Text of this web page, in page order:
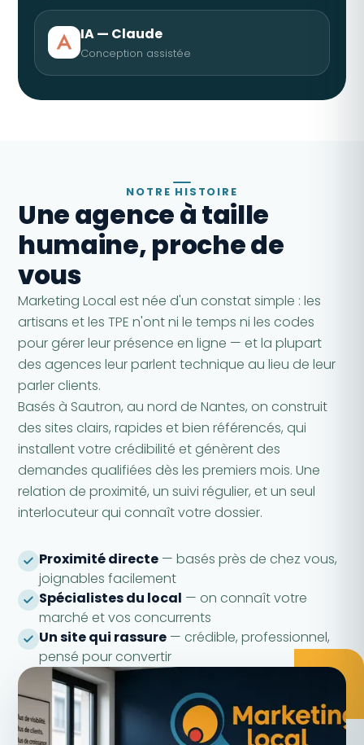
IA — Claude
Conception assistée
NOTRE HISTOIRE
Une agence à taille
humaine, proche de
vous
Marketing Local est née d'un constat simple : les
artisans et les TPE n'ont ni le temps ni les codes
pour gérer leur présence en ligne — et la plupart
des agences leur parlent technique au lieu de leur
parler clients.
Basés à Sautron, au nord de Nantes, on construit
des sites clairs, rapides et bien référencés, qui
installent votre crédibilité et génèrent des
demandes qualifiées dès les premiers mois. Une
relation de proximité, un suivi régulier, et un seul
interlocuteur qui connaît votre dossier.
Proximité directe — basés près de chez vous,
joignables facilement
Spécialistes du local — on connaît votre
marché et vos concurrents
Un site qui rassure — crédible, professionnel,
pensé pour convertir